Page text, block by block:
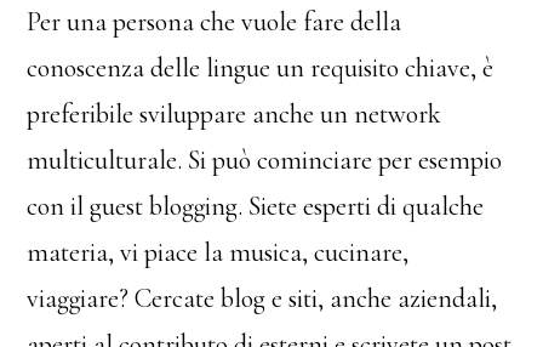
Per una persona che vuole fare della
conoscenza delle lingue un requisito chiave, è
preferibile sviluppare anche un network
multiculturale. Si può cominciare per esempio
con il guest blogging. Siete esperti di qualche
materia, vi piace la musica, cucinare,
viaggiare? Cercate blog e siti, anche aziendali,